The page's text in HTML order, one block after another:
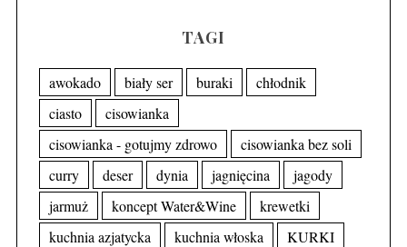
TAGI
awokado biały ser buraki
chłodnik
ciasto
cisowianka
cisowianka - gotujmy zdrowo
cisowianka bez soli
curry
deser dynia jagnięcina
jagody
jarmuż
koncept Water&Wine
krewetki
kuchnia azjatycka
kuchnia włoska
KURKI